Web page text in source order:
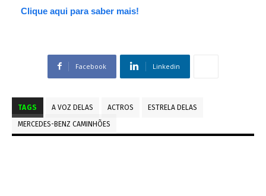
Clique aqui para saber mais!
Facebook Linkedin
TAGS A VOZ DELAS ACTROS
ESTRELA DELAS
MERCEDES-BENZ CAMINHÕES